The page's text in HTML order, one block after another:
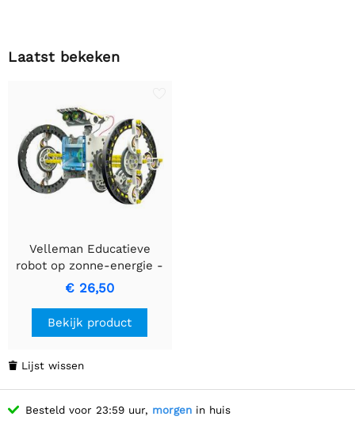
Laatst bekeken
Velleman Educatieve
robot op zonne-energie -
14-in-1
€ 26,50
Bekijk product
 Lijst wissen
Besteld voor 23:59 uur, morgen in huis